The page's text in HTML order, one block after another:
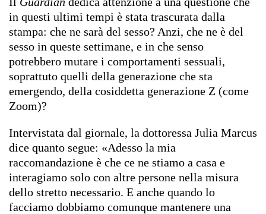
in questi ultimi tempi è stata trascurata dalla
stampa: che ne sarà del sesso? Anzi, che ne è del
sesso in queste settimane, e in che senso
potrebbero mutare i comportamenti sessuali,
soprattuto quelli della generazione che sta
emergendo, della cosiddetta generazione Z (come
Zoom)?
Intervistata dal giornale, la dottoressa Julia Marcus
dice quanto segue: «Adesso la mia
raccomandazione è che ce ne stiamo a casa e
interagiamo solo con altre persone nella misura
dello stretto necessario. E anche quando lo
facciamo dobbiamo comunque mantenere una